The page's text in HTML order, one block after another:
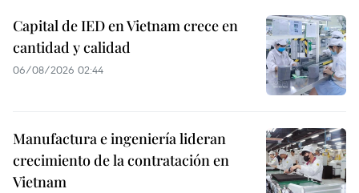
Capital de IED en Vietnam crece en
cantidad y calidad
06/08/2026 02:44
Manufactura e ingeniería lideran
crecimiento de la contratación en
Vietnam